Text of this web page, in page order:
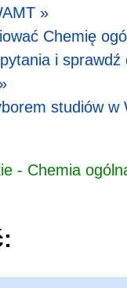
»
Chemię
i
studiów w
- Chemia